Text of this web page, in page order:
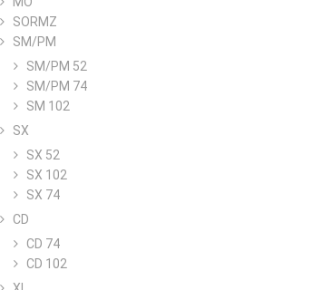
SORMZ
SM/PM
SM/PM 52
SM/PM 74
SM 102
SX
SX 52
SX 102
SX 74
CD
CD 74
CD 102